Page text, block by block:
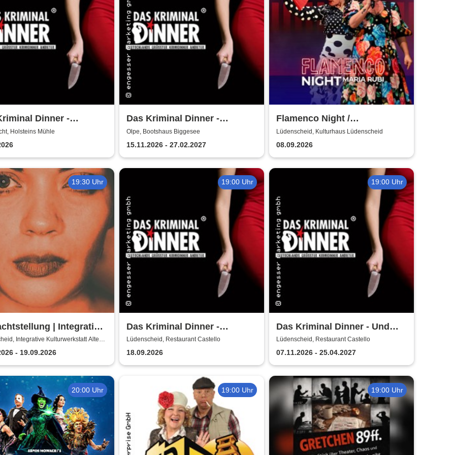
Dinner -
Schröder
Holsteins Mühle
Das Kriminal Dinner -
Sherlock Holmes
Olpe, Bootshaus Biggesee
15.11.2026 - 27.02.2027
Flamenco Night /
Flamencomanía Tour 26/27 -
Deutschlands größte
Flamenco-Tournee
Lüdenscheid, Kulturhaus Lüdenscheid
08.09.2026
19:30 Uhr
| Integrative
Alte Schule
Integrative Kulturwerkstatt Alte
- 19.09.2026
19:00 Uhr
Das Kriminal Dinner -
Testament à la Carte
Lüdenscheid, Restaurant Castello
18.09.2026
19:00 Uhr
Das Kriminal Dinner - Und
raus bist du
Lüdenscheid, Restaurant Castello
07.11.2026 - 25.04.2027
20:00 Uhr 19:00 Uhr 19:00 Uhr